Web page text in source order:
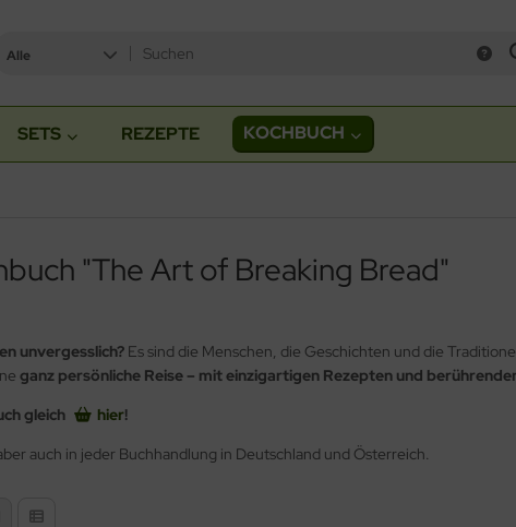
Alle
SETS REZEPTE KOCHBUCH
"The Art of Breaking Bread"
unvergesslich? Es sind die Menschen, die Geschichten und die
ganz persönliche Reise – mit einzigartigen Rezepten und
gleich
hier!
auch in jeder Buchhandlung in Deutschland und Österreich.